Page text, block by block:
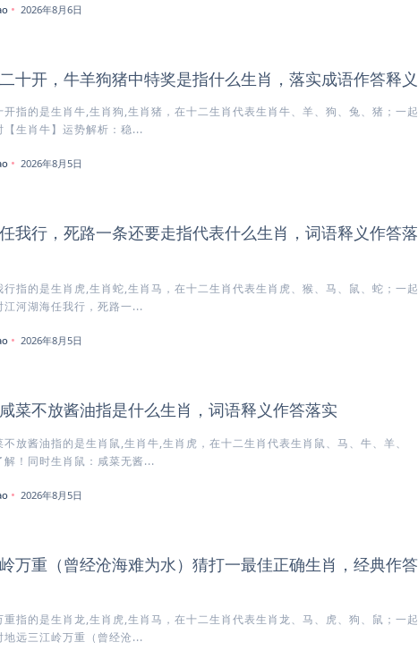
2026年8月6日
十开，牛羊狗猪中特奖是指什么生肖，落实成语作答释义
开指的是生肖牛,生肖狗,生肖猪，在十二生肖代表生肖牛、羊、狗、兔、猪；一起
【生肖牛】运势解析：稳...
2026年8月5日
我行，死路一条还要走指代表什么生肖，词语释义作答落
行指的是生肖虎,生肖蛇,生肖马，在十二生肖代表生肖虎、猴、马、鼠、蛇；一起
江河湖海任我行，死路一...
2026年8月5日
菜不放酱油指是什么生肖，词语释义作答落实
放酱油指的是生肖鼠,生肖牛,生肖虎，在十二生肖代表生肖鼠、马、牛、羊、
解！同时生肖鼠：咸菜无酱...
2026年8月5日
万重（曾经沧海难为水）猜打一最佳正确生肖，经典作答
重指的是生肖龙,生肖虎,生肖马，在十二生肖代表生肖龙、马、虎、狗、鼠；一起
地远三江岭万重（曾经沧...